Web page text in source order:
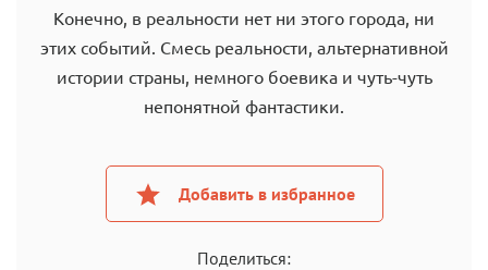
Конечно, в реальности нет ни этого города, ни
этих событий. Смесь реальности, альтернативной
истории страны, немного боевика и чуть-чуть
непонятной фантастики.
Добавить в избранное
Поделиться: